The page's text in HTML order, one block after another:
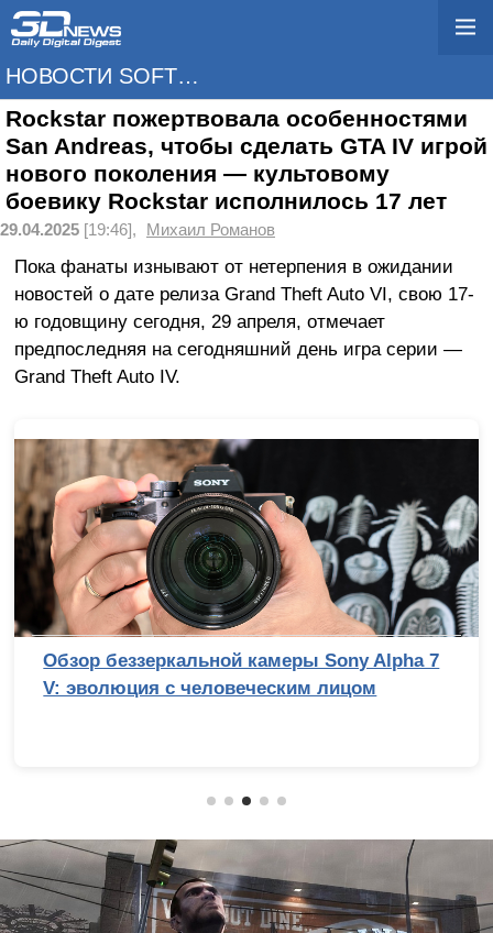
НОВОСТИ SOFTWARE
Rockstar пожертвовала особенностями
San Andreas, чтобы сделать GTA IV игрой
нового поколения — культовому
боевику Rockstar исполнилось 17 лет
29.04.2025 [19:46], Михаил Романов
Пока фанаты изнывают от нетерпения в ожидании
новостей о дате релиза Grand Theft Auto VI, свою 17-
ю годовщину сегодня, 29 апреля, отмечает
предпоследняя на сегодняшний день игра серии —
Grand Theft Auto IV.
Сравнительный тест камер флагманских
смартфонов (2026): итоги